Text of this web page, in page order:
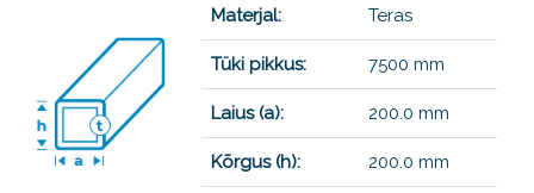
Materjal: Teras
Tüki pikkus: 7500 mm
Laius (a): 200.0 mm
Kõrgus (h): 200.0 mm